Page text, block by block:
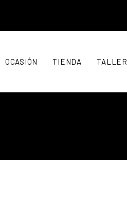
OCASIÓN TIENDA TALLER